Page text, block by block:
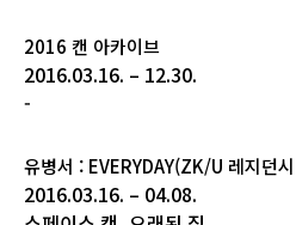
2016 캔 아카이브
2016.03.16. – 12.30.
-
유병서 : EVERYDAY(ZK/U 레지던
2016.03.16. – 04.08.